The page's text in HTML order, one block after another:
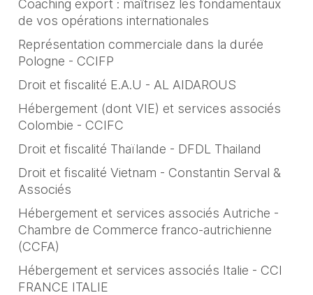
Coaching export : maîtrisez les fondamentaux
de vos opérations internationales
Représentation commerciale dans la durée
Pologne - CCIFP
Droit et fiscalité E.A.U - AL AIDAROUS
Hébergement (dont VIE) et services associés
Colombie - CCIFC
Droit et fiscalité Thaïlande - DFDL Thailand
Droit et fiscalité Vietnam - Constantin Serval &
Associés
Hébergement et services associés Autriche -
Chambre de Commerce franco-autrichienne
(CCFA)
Hébergement et services associés Italie - CCI
FRANCE ITALIE